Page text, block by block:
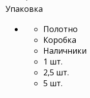
Упаковка
Полотно
Коробка
Наличники
1 шт.
2,5 шт.
5 шт.